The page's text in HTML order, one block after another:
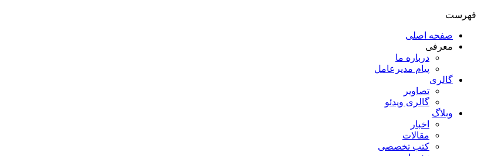
فهرست
صفحه اصلی
معرفی
درباره ما
پیام مدیرعامل
گالری
تصاویر
گالری ویدئو
وبلاگ
اخبار
مقالات
کتب تخصصی